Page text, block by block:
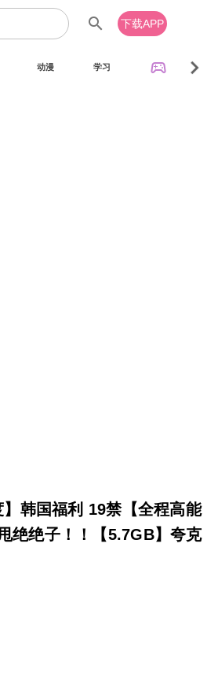
search 下载APP
动漫 学习 sports_esports chevron_right
】韩国福利 19禁【全程高能
绝绝子！！【5.7GB】夸克